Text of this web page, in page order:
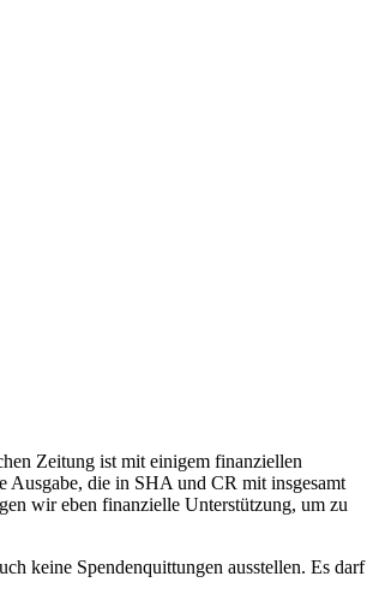
Zeitung ist mit einigem finanziellen
Ausgabe, die in SHA und CR mit insgesamt
wir eben finanzielle Unterstützung, um zu
keine Spendenquittungen ausstellen. Es darf